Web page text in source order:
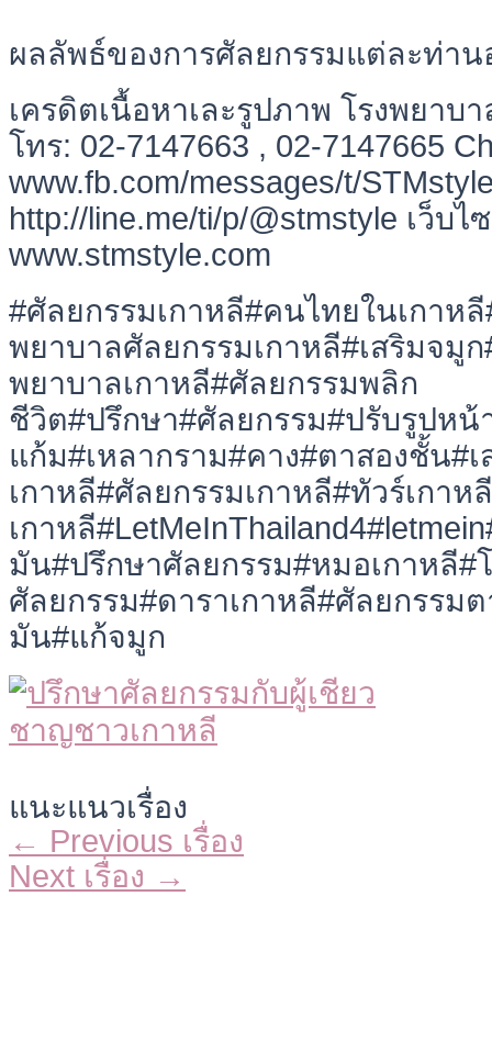
ผลลัพธ์ของการศัลยกรรมแต่ละท่าน
เครดิตเนื้อหาเละรูปภาพ โรงพยาบ
โทร: 02-7147663 , 02-7147665
www.fb.com/messages/t/
http://line.me/ti/p/@stmstyle เว็บไ
www.stmstyle.com
#ศัลยกรรมเกาหลี#คนไทยในเกาห
พยาบาลศัลยกรรมเกาหลี#เสริมจมู
พยาบาลเกาหลี#ศัลยกรรมพลิก
ชีวิต#ปรึกษา#ศัลยกรรม#ปรับรูปห
แก้ม#เหลากราม#คาง#ตาสองชั้น#เ
เกาหลี#ศัลยกรรมเกาหลี#ทัวร์เกาห
เกาหลี
มัน#ปรึกษาศัลยกรรม#หมอเกาหลี#
ศัลยกรรม#ดาราเกาหลี#ศัลยกรรม
มัน#แก้จมูก
แนะแนวเรื่อง
← Previous เรื่อง
Next เรื่อง →